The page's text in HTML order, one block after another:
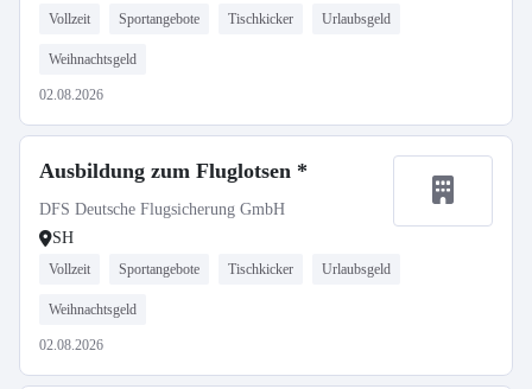
Vollzeit Sportangebote Tischkicker Urlaubsgeld
Weihnachtsgeld
02.08.2026
Ausbildung zum Fluglotsen *
DFS Deutsche Flugsicherung GmbH
SH
Vollzeit Sportangebote Tischkicker Urlaubsgeld
Weihnachtsgeld
02.08.2026